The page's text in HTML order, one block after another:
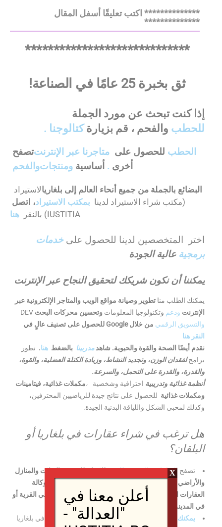
************** اكتب تعليقًا أسفل المقال
**************
*****************************
ثق بخبرة 25 عامًا في الصناعة!
إذا كنت تبحث عن مورد الجملة
للحطب والفحم ، قم بزيارةكتالوجنا .
تصفحمتاجرنا عبر الإنترنت للحصول على الحطب
والفحمومنتجات أساسية أخرى .
لاستيرادالبضائع بالجملة من جميع أنحاء العالم إلى بلغاريا
، اتصلبمكتب الاستيراد لدينا (مكتب شراء الاستيراد
IUSTITIA) بالنقر
هنا
اختر المتخصصين لدينا للحصول علىخدمات
برمجية عالية الجودة
يمكننا أن نكون شريكك لتحقيق النجاح عبر الإنترنت
يمكنك الطلب منا تطوير وصيانة مواقع الويب والمتاجر الإلكترونية عبر
الإنترنت ودعم DEV وتكنولوجيا المعلومات وتحسين محركات البحث
للحصول على تصنيف عالٍ في Google
والتسويق الرقمي من خلال
النقر هنا
نقدم أيضًا الصحة والقوة والحيوية. شاهدمدربينا بالضغط هنا. نطور
برامجلفقدان الوزن، وتجديد النشاط، وزيادة الكتلة العضلية، والقوة،
والقدرة، والقدرة على التحمل، والسرعة.
أنظمة غذائية وتدريبية احترافية وشخصية ،مكملات غذائية، فيتامينات
ومكملات غذائية للحصول على نتائج جيدة للرياضيين المحترفين،
وكذلك لمحبي الشكل واللياقة البدنية الجيدة.
هل ترغب في شراء عقارات في بلغاريا أو
البلقان؟
تصفح الإعلانات والعروضللبيعوللإيجارللشقق والفيلات والمنازل
والأراضي الزراعية والغابات أو قطع الأراضي الاستثمارية لوكالة
العقارات الخاصة بنا
على الواجهة
البحرية أو في الجبال أو في القرية أو
في المدينة الكبيرة.
يمكنك أيضًا حجز الفنادق وبيوت العطلات عبر الإنترنت
في بلغاريا
أعلن معنا في
"العدالة" -
X